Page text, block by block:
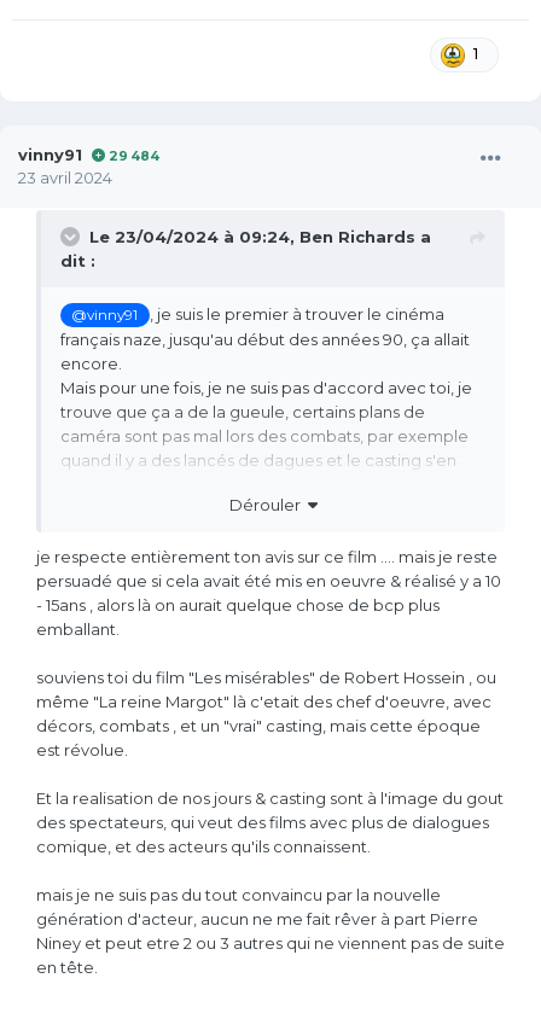
1
vinny91 29 484
23 avril 2024
Le 23/04/2024 à 09:24, Ben Richards a
dit :
@vinny91
, je suis le premier à trouver le cinéma
français naze, jusqu'au début des années 90, ça allait
encore.
Mais pour une fois, je ne suis pas d'accord avec toi, je
trouve que ça a de la gueule, certains plans de
caméra sont pas mal lors des combats, par exemple
quand il y a des lancés de dagues et le casting s'en
j'ai trouvé que c'était mal joué mais c'est avec des
Il faut arrêter d'inviter
@ncis28 .
Dérouler
je respecte entièrement ton avis sur ce film .... mais je reste
persuadé que si cela avait été mis en oeuvre & réalisé y a 10
- 15ans , alors là on aurait quelque chose de bcp plus
emballant.
souviens toi du film "Les misérables" de Robert Hossein , ou
même "La reine Margot" là c'etait des chef d'oeuvre, avec
décors, combats , et un "vrai" casting, mais cette époque
est révolue.
Et la realisation de nos jours & casting sont à l'image du gout
des spectateurs, qui veut des films avec plus de dialogues
comique, et des acteurs qu'ils connaissent.
mais je ne suis pas du tout convaincu par la nouvelle
génération d'acteur, aucun ne me fait rêver à part Pierre
Niney et peut etre 2 ou 3 autres qui ne viennent pas de suite
en tête.